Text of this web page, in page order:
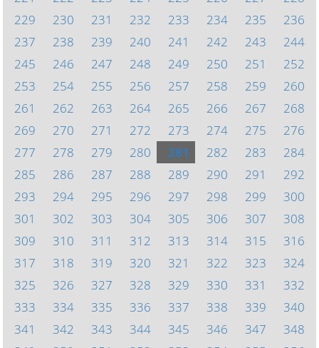
229
230 231 232 233 234 235
236
237
238 239 240 241 242 243
244
245
246 247 248 249 250 251
252
253
254 255 256 257 258 259
260
261
262 263 264 265 266 267
268
269
270 271 272 273 274 275
276
277
278 279 280 281 282 283
284
285
286 287 288 289 290 291
292
293
294 295 296 297 298 299
300
301
302 303 304 305 306 307
308
309
310 311 312 313 314 315
316
317
318 319 320 321 322 323
324
325
326 327 328 329 330 331
332
333
334 335 336 337 338 339
340
341
342 343 344 345 346 347
348